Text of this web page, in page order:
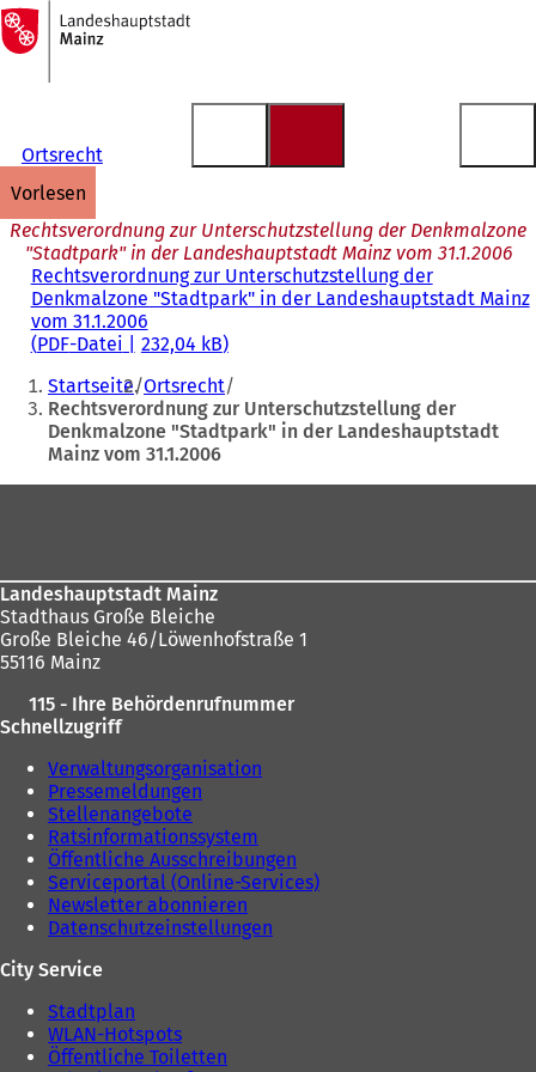
Inhalt anspringen
Zur
Startseite
Ortsrecht
vorlesen
Rechtsverordnung zur Unterschutzstellung der Denkmalzone
"Stadtpark" in der Landeshauptstadt Mainz vom 31.1.2006
Rechtsverordnung zur Unterschutzstellung der
Denkmalzone "Stadtpark" in der Landeshauptstadt Mainz
vom 31.1.2006
PDF-Datei 232,04 kB
Sie
befinden
sich
Startseite Ortsrecht
Rechtsverordnung zur Unterschutzstellung der
Denkmalzone "Stadtpark" in der Landeshauptstadt
Mainz vom 31.1.2006
Landeshauptstadt Mainz
Stadthaus Große Bleiche
Große Bleiche 46/Löwenhofstraße 1
55116 Mainz
115 - Ihre Behördenrufnummer
Schnellzugriff
Verwaltungsorganisation
Pressemeldungen
Stellenangebote
Ratsinformationssystem
Öffentliche Ausschreibungen
Serviceportal (Online-Services)
Newsletter abonnieren
Datenschutzeinstellungen
City Service
Stadtplan
WLAN-Hotspots
Öffentliche Toiletten